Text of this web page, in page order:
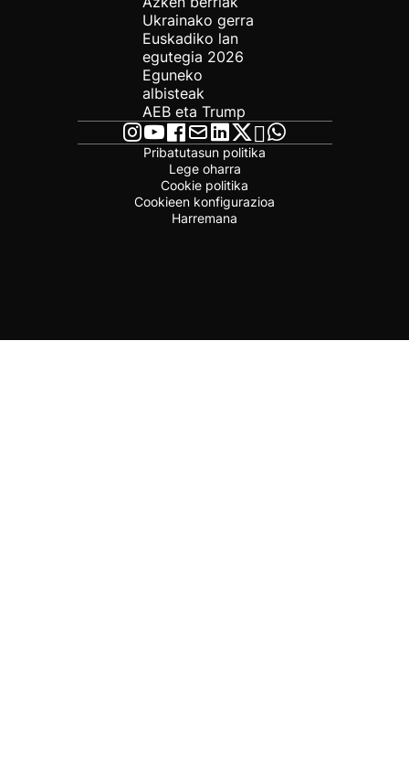
Ukrainako gerra
Euskadiko lan
egutegia 2026
Eguneko
albisteak
AEB eta Trump
Pribatutasun politika
Lege oharra
Cookie politika
Cookieen konfigurazioa
Harremana